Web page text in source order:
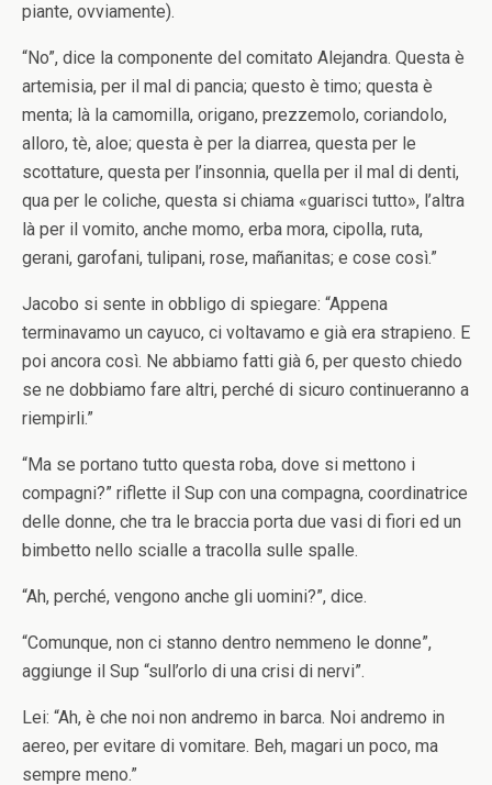
piante, ovviamente).
“No”, dice la componente del comitato Alejandra. Questa è
artemisia, per il mal di pancia; questo è timo; questa è
menta; là la camomilla, origano, prezzemolo, coriandolo,
alloro, tè, aloe; questa è per la diarrea, questa per le
scottature, questa per l’insonnia, quella per il mal di denti,
qua per le coliche, questa si chiama «guarisci tutto», l’altra
là per il vomito, anche momo, erba mora, cipolla, ruta,
gerani, garofani, tulipani, rose, mañanitas; e cose così.”
Jacobo si sente in obbligo di spiegare: “Appena
terminavamo un cayuco, ci voltavamo e già era strapieno. E
poi ancora così. Ne abbiamo fatti già 6, per questo chiedo
se ne dobbiamo fare altri, perché di sicuro continueranno a
riempirli.”
“Ma se portano tutto questa roba, dove si mettono i
compagni?” riflette il Sup con una compagna, coordinatrice
delle donne, che tra le braccia porta due vasi di fiori ed un
bimbetto nello scialle a tracolla sulle spalle.
“Ah, perché, vengono anche gli uomini?”, dice.
“Comunque, non ci stanno dentro nemmeno le donne”,
aggiunge il Sup “sull’orlo di una crisi di nervi”.
Lei: “Ah, è che noi non andremo in barca. Noi andremo in
aereo, per evitare di vomitare. Beh, magari un poco, ma
sempre meno.”